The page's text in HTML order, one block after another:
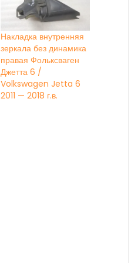
Накладка внутренняя
зеркала без динамика
правая Фольксваген
Джетта 6 /
Volkswagen Jetta 6
2011 — 2018 г.в.